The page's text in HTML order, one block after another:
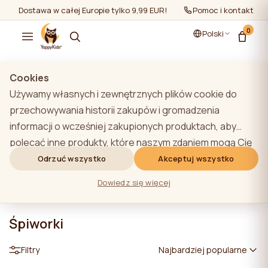
Dostawa w całej Europie tylko 9,99 EUR! Pomoc i kontakt
Polski 0
Śpiworki
Filtry Najbardziej popularne
Cookies
Używamy własnych i zewnętrznych plików cookie do
przechowywania historii zakupów i gromadzenia
informacji o wcześniej zakupionych produktach, aby
polecać inne produkty, które naszym zdaniem mogą Cię
zainteresować. Aby dowiedzieć się więcej o naszej
polityce plików cookie, kliknij przycisk "Dowiedz się
więcej". Użytkownik może wyrazić zgodę na wszystkie
pliki cookie, klikając przycisk "Akceptuj wszystko" lub
odrzucić je, klikając przycisk "Odrzuć wszystko". Jeśli
na stronie internetowej przechowywane są techniczne
Odrzuć wszystko Akceptuj wszystko
Dowiedz się więcej